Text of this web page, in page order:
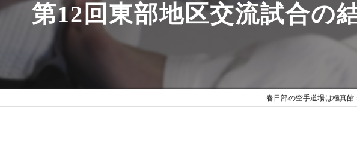
第12回東部地区交流試合の
春日部の空手道場は極真館